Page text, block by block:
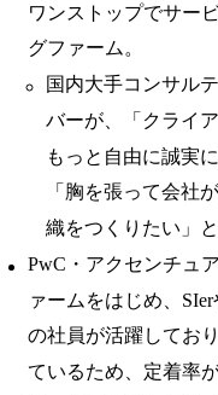
ワンストップでサー
グファーム。
国内大手コンサル
バーが、「クライ
もっと自由に誠実
「胸を張って会社
織をつくりたい」
PwC・アクセンチュ
ァームをはじめ、
の社員が活躍してお
ているため、定着率